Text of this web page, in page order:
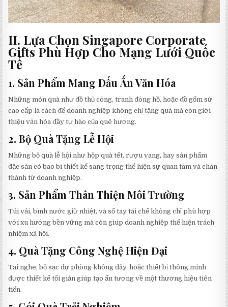
II. Lựa Chọn Singapore Corporate
Gifts Phù Hợp Cho Mạng Lưới Quốc
Tế
1. Sản Phẩm Mang Dấu Ấn Văn Hóa
Những món quà như đồ thủ công, tranh đông hồ, hoặc đồ gốm sứ
cao cấp là cách để doanh nghiệp không chỉ tặng quà mà còn giới
thiệu văn hóa đầy tự hào của quê hương.
2.Bộ Quà Tặng Lễ Hội
Những bộ quà lễ hội như hộp quà tết, rượu vang, hay sản phẩm
đặc sản có bao bì thiết kế sang trọng thể hiện sự quan tâm và chân
thành từ doanh nghiệp.
3. Sản Phẩm Thân Thiện Môi Trường
Túi vải, bình nước giữ nhiệt, và sổ tay tái chế không chỉ phù hợp
với xu hướng bền vững mà còn giúp doanh nghiệp thể hiện trách
nhiệm xã hội.
4. Quà Tặng Công Nghệ Hiện Đại
Tai nghe, bộ sạc dự phòng không dây, hoặc thiết bị thông minh
được thiết kế tối giản giúp tạo ấn tượng về một thương hiệu tiên
tiến.